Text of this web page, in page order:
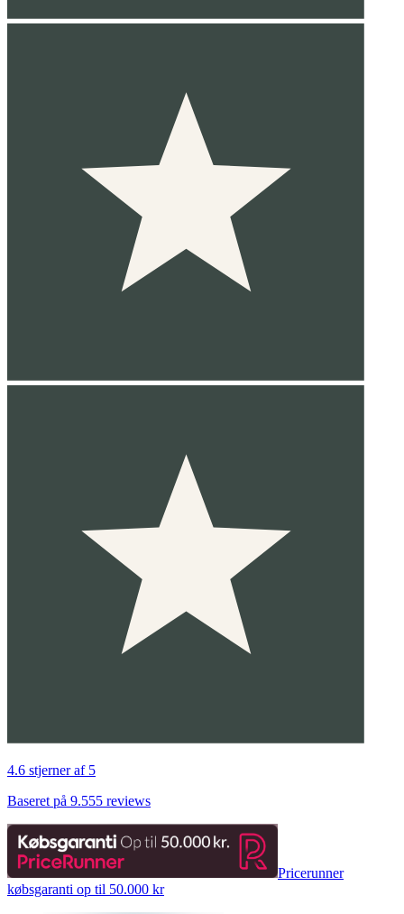
4.6 stjerner af 5
Baseret på 9.555 reviews
Pricerunner
købsgaranti op til 50.000 kr